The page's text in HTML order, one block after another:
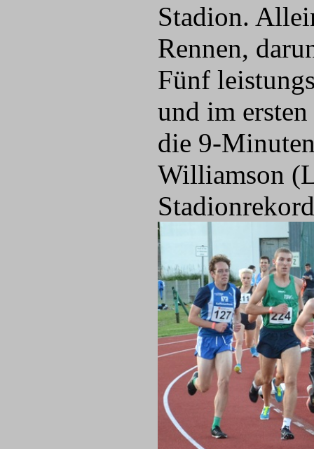
Stadion.
Rennen,
Fünf
und im
die 9-
Williamson